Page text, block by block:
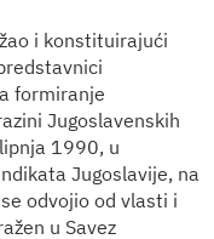
i konstituirajući
formiranje
Jugoslavenskih
1990, u
Jugoslavije, na
odvojio od vlasti i
u Savez